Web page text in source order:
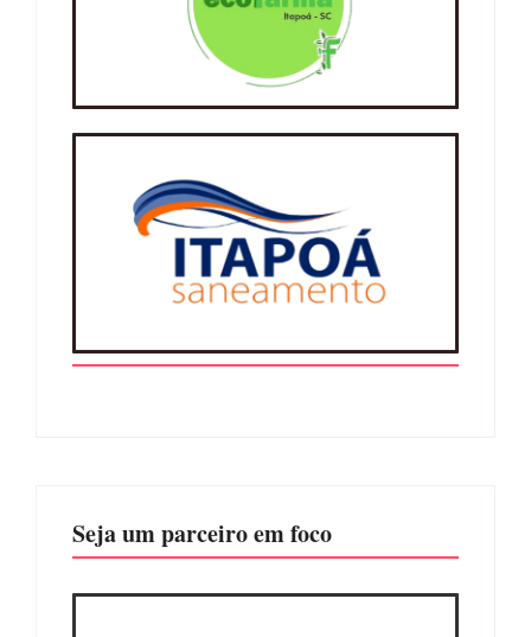
Seja um parceiro em foco